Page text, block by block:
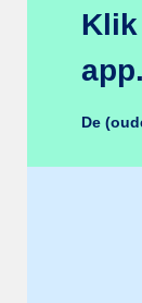
Klik
De